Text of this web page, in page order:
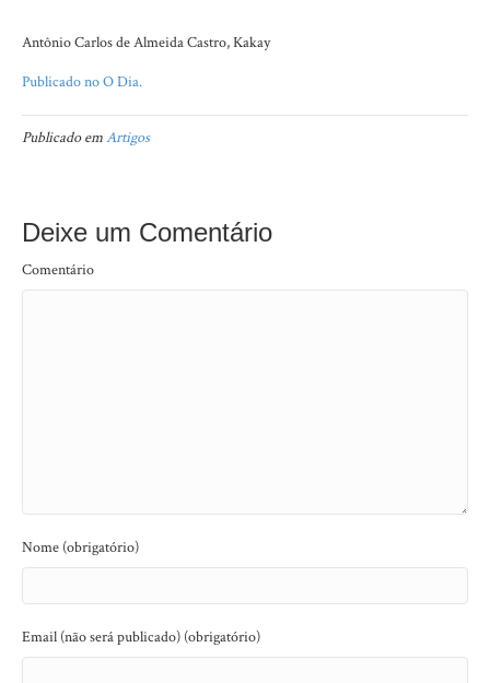
Antônio Carlos de Almeida Castro, Kakay
Publicado no O Dia.
Publicado emArtigos
Deixe um Comentário
Comentário
Nome (obrigatório)
Email (não será publicado) (obrigatório)